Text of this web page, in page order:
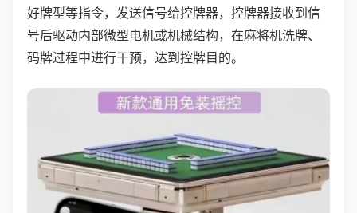
好牌型等指令，发送信号给控牌器，控牌器接收到信
号后驱动内部微型电机或机械结构，在麻将机洗牌、
码牌过程中进行干预，达到控牌目的。